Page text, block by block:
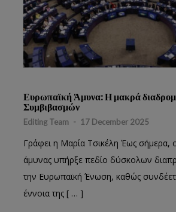
Ευρωπαϊκή Άμυνα: Η μακρά
Συμβιβασμών
Editing Team - 17 December 2025
Γράφει η Μαρία Τσικέλη Έως σήμερα,
άμυνας υπήρξε πεδίο δύσκολων
την Ευρωπαϊκή Ένωση, καθώς
έννοια της [ … ]